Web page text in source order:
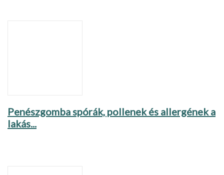
Penészgomba spórák, pollenek és allergének a
lakás...